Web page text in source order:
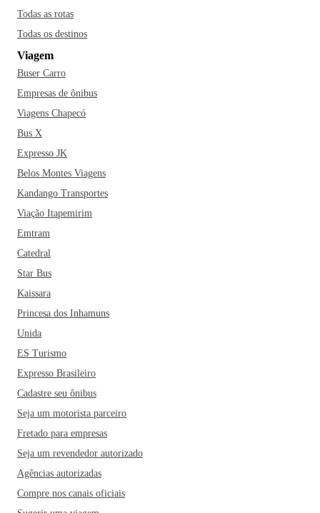
Todas as rotas
Todas os destinos
Viagem
Buser Carro
Empresas de ônibus
Viagens Chapecó
Bus X
Expresso JK
Belos Montes Viagens
Kandango Transportes
Viação Itapemirim
Emtram
Catedral
Star Bus
Kaissara
Princesa dos Inhamuns
Unida
ES Turismo
Expresso Brasileiro
Cadastre seu ônibus
Seja um motorista parceiro
Fretado para empresas
Seja um revendedor autorizado
Agências autorizadas
Compre nos canais oficiais